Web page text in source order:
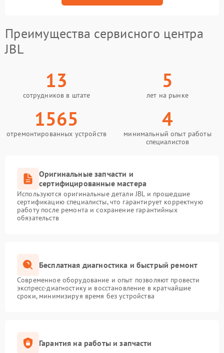
Преимущества сервисного центра
JBL
13
сотрудников в штате
5
лет на рынке
1565
отремонтированных устройств
4
минимальный опыт работы
специалистов
Оригинальные запчасти и
сертифицированные мастера
Используются оригинальные детали JBL и прошедшие
сертификацию специалисты, что гарантирует корректную
работу после ремонта и сохранение гарантийных
обязательств
Бесплатная диагностика и быстрый ремонт
Современное оборудование и опыт позволяют провести
экспресс-диагностику и восстановление в кратчайшие
сроки, минимизируя время без устройства
Гарантия на работы и запчасти